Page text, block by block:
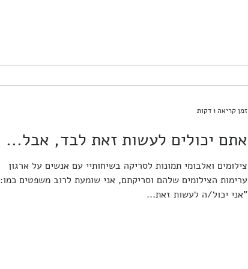
אתם יכולים לעשות זאת לבד, אבל...
צילומים ואלבומי תמונות לסריקה בשיחותיי עם אנשים על ארגון
ערימות הצילומים שלהם וסריקתם, אני שומעת לרוב משפטים כמו:
"אני יכול/ה לעשות זאת...
זמן קריאה 1 דקות